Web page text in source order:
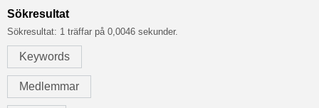
Sökresultat
Sökresultat: 1 träffar på 0,0046 sekunder.
Keywords
Medlemmar